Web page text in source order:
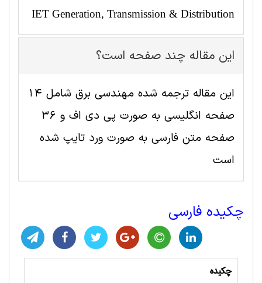
IET Generation, Transmission & Distribution
این مقاله چند صفحه است؟
این مقاله ترجمه شده مهندسی برق شامل 14
صفحه انگلیسی به صورت پی دی اف و 36
صفحه متن فارسی به صورت ورد تایپ شده
است
چکیده فارسی
چکیده